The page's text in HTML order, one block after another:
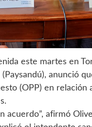
este martes en
anunció
(OPP) en relación
acuerdo”, afirmó